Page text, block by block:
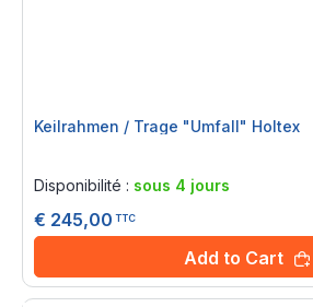
Keilrahmen / Trage "Umfall" Holtex
Disponibilité : sous 4 jours
€ 245,00 TTC
Add to Cart